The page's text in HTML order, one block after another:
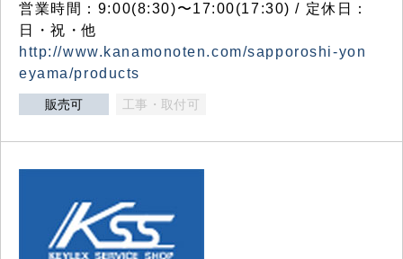
営業時間：9:00(8:30)〜17:00(17:30) / 定休日：
日・祝・他
http://www.kanamonoten.com/sapporoshi-yon
eyama/products
販売可 工事・取付可